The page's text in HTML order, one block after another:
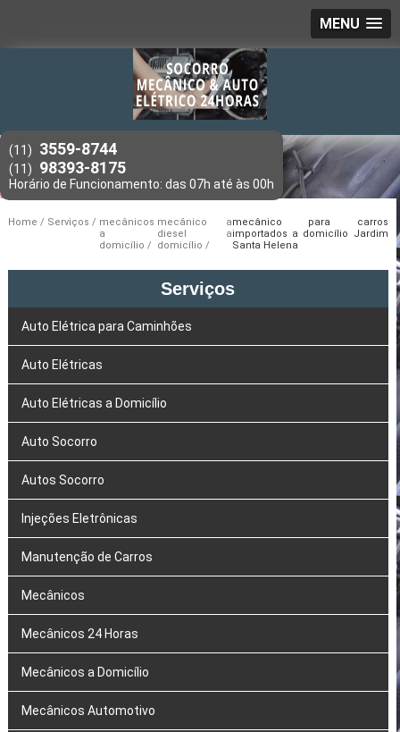
MENU
(11) 3559-8744
(11) 98393-8175
Home Serviços
mecânicos
a
domicílio
mecânico a
diesel a
domicílio
mecânico para carros
importados a domicílio Jardim
Santa Helena
Serviços
Auto Elétrica para Caminhões
Auto Elétricas
Auto Elétricas a Domicílio
Auto Socorro
Autos Socorro
Injeções Eletrônicas
Manutenção de Carros
Mecânicos
Mecânicos 24 Horas
Mecânicos a Domicílio
Mecânicos Automotivo